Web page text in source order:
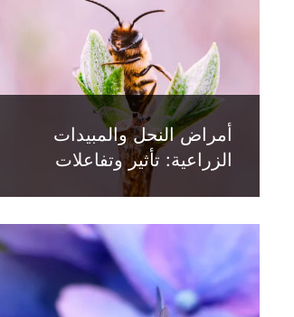
أمراض النحل والمبيدات
الزراعية: تأثير وتفاعلات